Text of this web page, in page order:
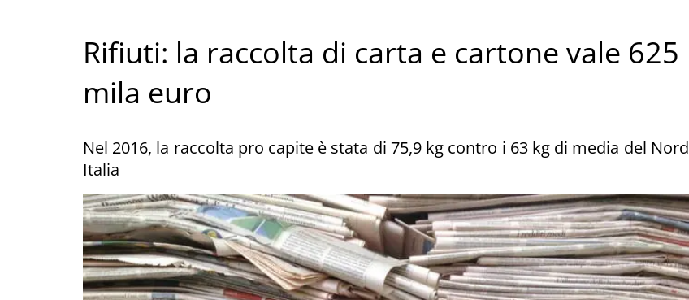
Rifiuti: la raccolta di carta e cartone vale 625
mila euro
Nel 2016, la raccolta pro capite è stata di 75,9 kg contro i 63 kg di media del Nord
Italia